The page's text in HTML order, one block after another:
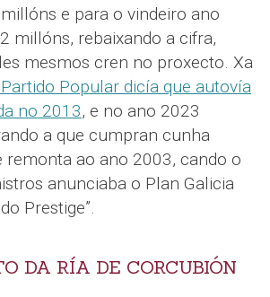
e para o vindeiro ano
millóns, rebaixando a cifra,
mesmos cren no proxecto. Xa
Popular dicía que autovía
no 2013, e no ano 2023
a que cumpran cunha
remonta ao ano 2003, cando o
anunciaba o Plan Galicia
Prestige”.
DA RÍA DE CORCUBIÓN